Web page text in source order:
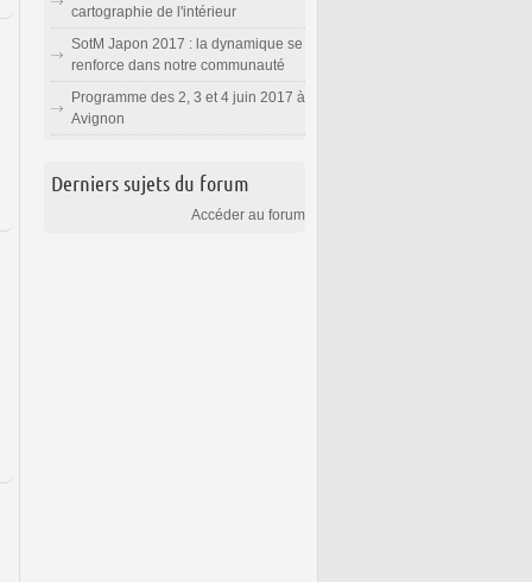
cartographie de l'intérieur
SotM Japon 2017 : la dynamique se
renforce dans notre communauté
Programme des 2, 3 et 4 juin 2017 à
Avignon
Derniers sujets du forum
Accéder au forum